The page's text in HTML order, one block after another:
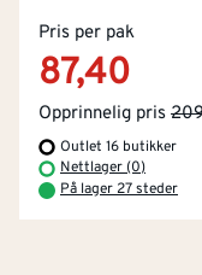
Pris per pak
87,40
Opprinnelig pris
Outlet 16 butikker
Nettlager (0)
På lager 27 steder
Betaling
Kontakt oss
Tjenester
Montér Klubb
Om Montér
Prismatch